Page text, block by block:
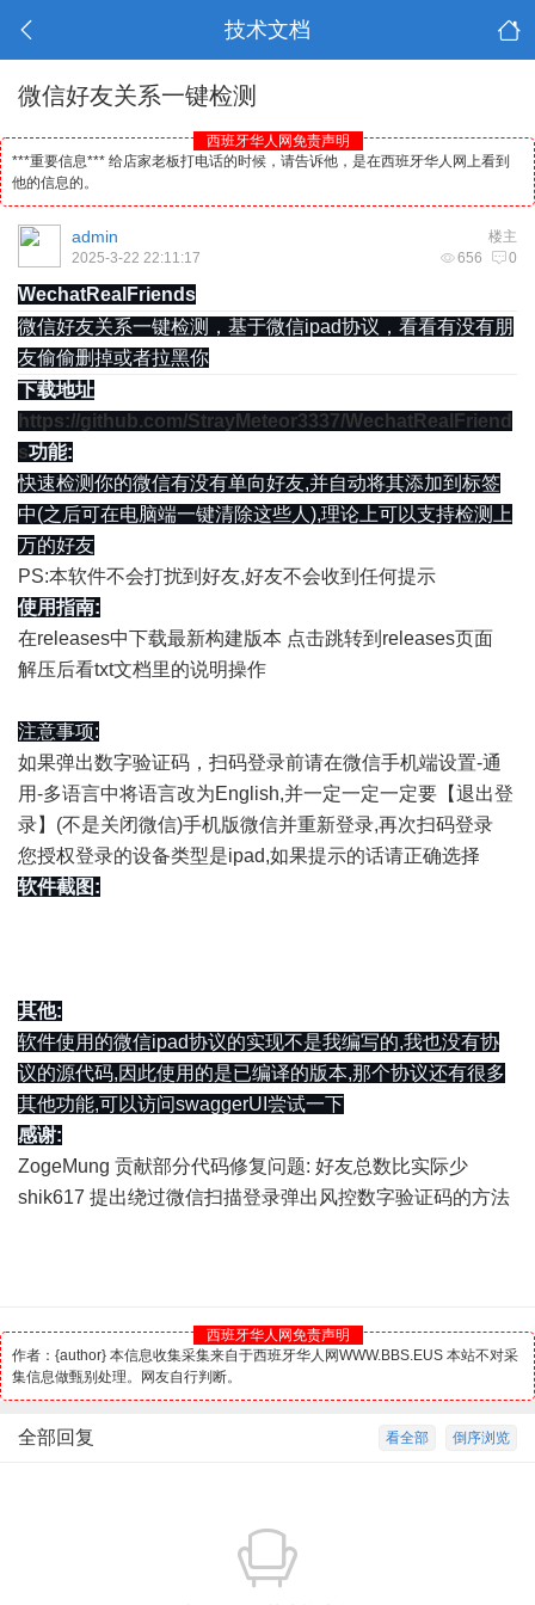
技术文档
微信好友关系一键检测
西班牙华人网免责声明
***重要信息*** 给店家老板打电话的时候，请告诉他，是在西班牙华人网上看到
他的信息的。
楼主
admin
656 0
2025-3-22 22:11:17
WechatRealFriends
微信好友关系一键检测，基于微信ipad协议，看看有没有朋
友偷偷删掉或者拉黑你
下载地址
https://github.com/StrayMeteor3337/WechatRealFriend
s功能:
快速检测你的微信有没有单向好友,并自动将其添加到标签
中(之后可在电脑端一键清除这些人),理论上可以支持检测上
万的好友
PS:本软件不会打扰到好友,好友不会收到任何提示
使用指南:
在releases中下载最新构建版本 点击跳转到releases页面
解压后看txt文档里的说明操作
注意事项:
如果弹出数字验证码，扫码登录前请在微信手机端设置-通
用-多语言中将语言改为English,并一定一定一定要【退出登
录】(不是关闭微信)手机版微信并重新登录,再次扫码登录
您授权登录的设备类型是ipad,如果提示的话请正确选择
软件截图:
其他:
软件使用的微信ipad协议的实现不是我编写的,我也没有协
议的源代码,因此使用的是已编译的版本,那个协议还有很多
其他功能,可以访问swaggerUI尝试一下
感谢:
ZogeMung 贡献部分代码修复问题: 好友总数比实际少
shik617 提出绕过微信扫描登录弹出风控数字验证码的方法
西班牙华人网免责声明
作者：{author} 本信息收集采集来自于西班牙华人网WWW.BBS.EUS 本站不对采
集信息做甄别处理。网友自行判断。
倒序浏览
看全部
全部回复